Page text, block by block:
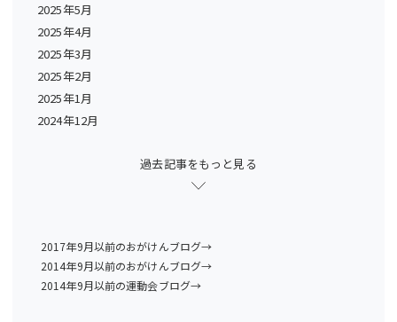
2025年5月
2025年4月
2025年3月
2025年2月
2025年1月
2024年12月
過去記事をもっと見る
2017年9月以前のおがけんブログ→
2014年9月以前のおがけんブログ→
2014年9月以前の運動会ブログ→